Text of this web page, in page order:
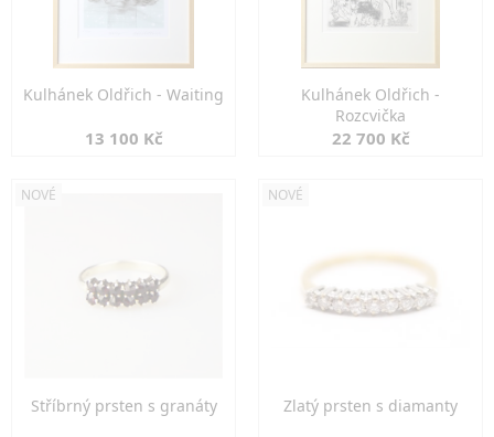
Kulhánek Oldřich - Waiting
13 100 Kč
Kulhánek Oldřich -
Rozcvička
22 700 Kč
NOVÉ
Stříbrný prsten s granáty
NOVÉ
Zlatý prsten s diamanty